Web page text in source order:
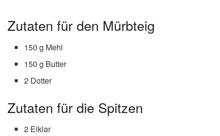
Zutaten für den Mürbteig
150 g Mehl
150 g Butter
2 Dotter
Zutaten für die Spitzen
2 Eiklar